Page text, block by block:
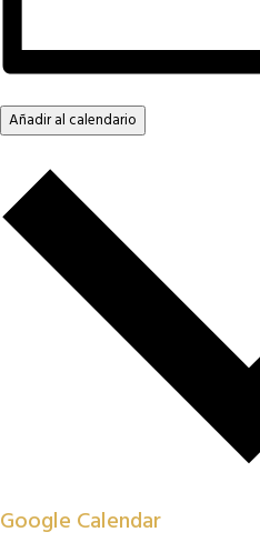
Añadir al calendario
Google Calendar